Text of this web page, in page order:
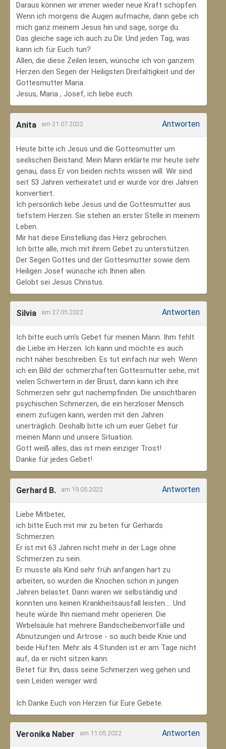
Daraus können wir immer wieder neue Kraft schöpfen.
Wenn ich morgens die Augen aufmache, dann gebe ich
mich ganz meinem Jesus hin und sage, sorge du.
Das gleiche sage ich auch zu Dir. Und jeden Tag, was
kann ich für Euch tun?
Allen, die diese Zeilen lesen, wünsche ich von ganzem
Herzen den Segen der Heiligsten Dreifaltigkeit und der
Gottesmutter Maria.
Jesus, Maria , Josef, ich liebe euch.
Anita am 21.07.2022 Antworten
Heute bitte ich Jesus und die Gottesmutter um
seelischen Beistand. Mein Mann erklärte mir heute sehr
genau, dass Er von beiden nichts wissen will. Wir sind
seit 53 Jahren verheiratet und er wurde vor drei Jahren
konvertiert.
Ich persönlich liebe Jesus und die Gottesmutter aus
tiefstem Herzen. Sie stehen an erster Stelle in meinem
Leben.
Mir hat diese Einstellung das Herz gebrochen.
Ich bitte alle, mich mit ihrem Gebet zu unterstützen.
Der Segen Gottes und der Gottesmutter sowie dem
Heiligen Josef wünsche ich Ihnen allen.
Gelobt sei Jesus Christus.
Silvia am 27.05.2022 Antworten
Ich bitte euch um's Gebet für meinen Mann. Ihm fehlt
die Liebe im Herzen. Ich kann und möchte es auch
nicht näher beschreiben. Es tut einfach nur weh. Wenn
ich ein Bild der schmerzhaften Gottesmutter sehe, mit
vielen Schwertern in der Brust, dann kann ich ihre
Schmerzen sehr gut nachempfinden. Die unsichtbaren
psychischen Schmerzen, die ein herzloser Mensch
einem zufügen kann, werden mit den Jahren
unerträglich. Deshalb bitte ich um euer Gebet für
meinen Mann und unsere Situation.
Gott weiß alles, das ist mein einziger Trost!
Danke für jedes Gebet!
Gerhard B. am 19.05.2022 Antworten
Liebe Mitbeter,
ich bitte Euch mit mir zu beten für Gerhards
Schmerzen.
Er ist mit 63 Jahren nicht mehr in der Lage ohne
Schmerzen zu sein.
Er musste als Kind sehr früh anfangen hart zu
arbeiten, so wurden die Knochen schon in jungen
Jahren belastet. Dann waren wir selbständig und
konnten uns keinen Krankheitsausfall leisten.... Und
heute würde Ihn niemand mehr operieren. Die
Wirbelsäule hat mehrere Bandscheibenvorfälle und
Abnutzungen und Artrose - so auch beide Knie und
beide Hüften. Mehr als 4 Stunden ist er am Tage nicht
auf, da er nicht sitzen kann.
Betet für Ihn, dass seine Schmerzen weg gehen und
sein Leiden weniger wird.
Ich Danke Euch von Herzen für Eure Gebete.
Veronika Naber am 11.05.2022 Antworten